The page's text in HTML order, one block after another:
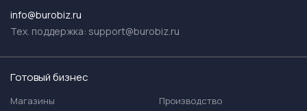
info@burobiz.ru
Тех. поддержка: support@burobiz.ru
Готовый бизнес
Магазины
Производство